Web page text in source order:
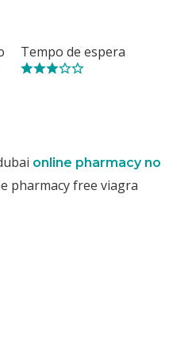
Tempo de espera
online pharmacy no
pharmacy free viagra